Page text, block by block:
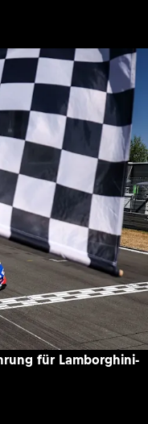
für Lamborghini-